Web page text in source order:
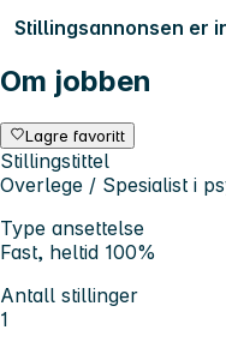
Stillingsannonsen er
Om jobben
Lagre favoritt
Stillingstittel
Overlege / Spesialist i
Type ansettelse
Fast, heltid 100%
Antall stillinger
1